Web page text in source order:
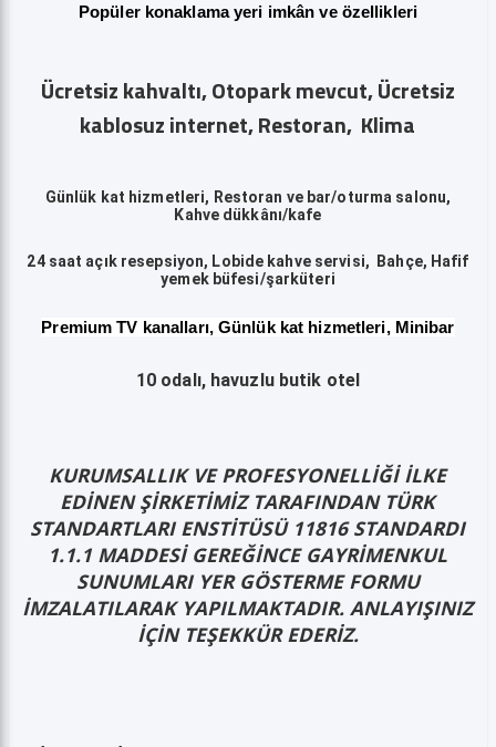
Popüler konaklama yeri imkân ve özellikleri
Ücretsiz kahvaltı, Otopark mevcut, Ücretsiz
kablosuz internet, Restoran, Klima
Günlük kat hizmetleri, Restoran ve bar/oturma salonu,
Kahve dükkânı/kafe
24 saat açık resepsiyon, Lobide kahve servisi, Bahçe, Hafif
yemek büfesi/şarküteri
Premium TV kanalları, Günlük kat hizmetleri, Minibar
10 odalı, havuzlu butik otel
KURUMSALLIK VE PROFESYONELLİĞİ İLKE
EDİNEN ŞİRKETİMİZ TARAFINDAN TÜRK
STANDARTLARI ENSTİTÜSÜ 11816 STANDARDI
1.1.1 MADDESİ GEREĞİNCE GAYRİMENKUL
SUNUMLARI YER GÖSTERME FORMU
İMZALATILARAK YAPILMAKTADIR. ANLAYIŞINIZ
İÇİN TEŞEKKÜR EDERİZ.